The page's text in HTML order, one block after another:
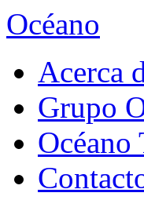
Océano
Acerca
Grupo
Océano